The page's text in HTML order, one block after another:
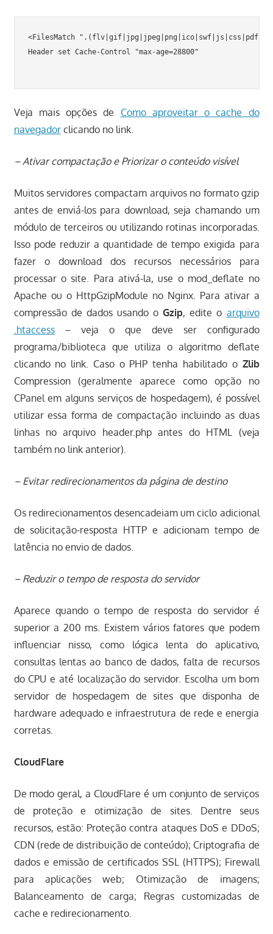
<FilesMatch
Header set Cache-Control "max-age=28800"
Veja mais opções de Como aproveitar o cache do
navegadorclicando no link.
– Ativar compactação e Priorizar o conteúdo visível
Muitos servidores compactam arquivos no formato gzip
antes de enviá-los para download, seja chamando um
módulo de terceiros ou utilizando rotinas incorporadas.
Isso pode reduzir a quantidade de tempo exigida para
fazer o download dos recursos necessários para
processar o site. Para ativá-la, use o mod_deflate no
Apache ou o HttpGzipModule no Nginx. Para ativar a
compressão de dados usando oGzip, edite o arquivo
.htaccess– veja o que deve ser configurado
programa/biblioteca que utiliza o algoritmo deflate
clicando no link. Caso o PHP tenha habilitado o Zlib
Compression (geralmente aparece como opção no
CPanel em alguns serviços de hospedagem), é possível
utilizar essa forma de compactação incluindo as duas
linhas no arquivo header.php antes do HTML (veja
também no link anterior).
– Evitar redirecionamentos da página de destino
Os redirecionamentos desencadeiam um ciclo adicional
de solicitação-resposta HTTP e adicionam tempo de
latência no envio de dados.
– Reduzir o tempo de resposta do servidor
Aparece quando o tempo de resposta do servidor é
superior a 200 ms. Existem vários fatores que podem
influenciar nisso, como lógica lenta do aplicativo,
consultas lentas ao banco de dados, falta de recursos
do CPU e até localização do servidor. Escolha um bom
servidor de hospedagem de sites que disponha de
hardware adequado e infraestrutura de rede e energia
corretas.
CloudFlare
De modo geral, a CloudFlare é um conjunto de serviços
de proteção e otimização de sites. Dentre seus
recursos, estão: Proteção contra ataques DoS e DDoS;
CDN (rede de distribuição de conteúdo); Criptografia de
dados e emissão de certificados SSL (HTTPS); Firewall
para aplicações web; Otimização de imagens;
Balanceamento de carga; Regras customizadas de
cache e redirecionamento.